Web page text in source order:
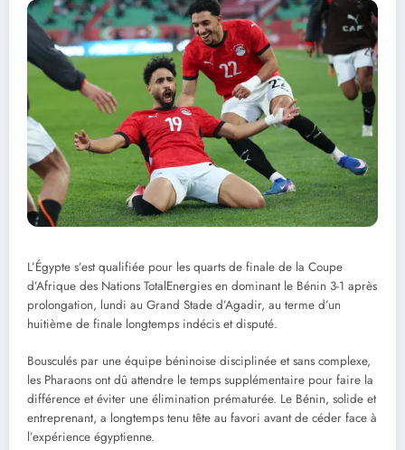
L’Égypte s’est qualifiée pour les quarts de finale de la Coupe
d’Afrique des Nations TotalEnergies en dominant le Bénin 3-1 après
prolongation, lundi au Grand Stade d’Agadir, au terme d’un
huitième de finale longtemps indécis et disputé.
Bousculés par une équipe béninoise disciplinée et sans complexe,
les Pharaons ont dû attendre le temps supplémentaire pour faire la
différence et éviter une élimination prématurée. Le Bénin, solide et
entreprenant, a longtemps tenu tête au favori avant de céder face à
l’expérience égyptienne.